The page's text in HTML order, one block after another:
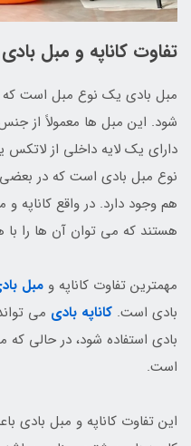
تفاوت کاناپه و مبل بادی
مبل بادی یک نوع مبل است که
دارای یک لایه داخلی از
نوع مبل بادی است که در
هم وجود دارد. در واقع کاناپه
هستند که می توان آن ها را با
مهمترین تفاوت کاناپه و مبل
بادی است. کاناپه بادی می
بادی استفاده شود، در حالی
است.
این تفاوت کاناپه و مبل بادی